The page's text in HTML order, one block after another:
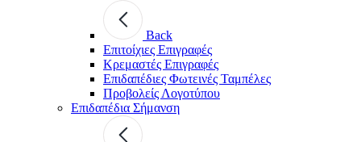
Back
Επιτοίχιες Επιγραφές
Κρεμαστές Επιγραφές
Επιδαπέδιες Φωτεινές Ταμπέλες
Προβολείς Λογοτύπου
Επιδαπέδια Σήμανση